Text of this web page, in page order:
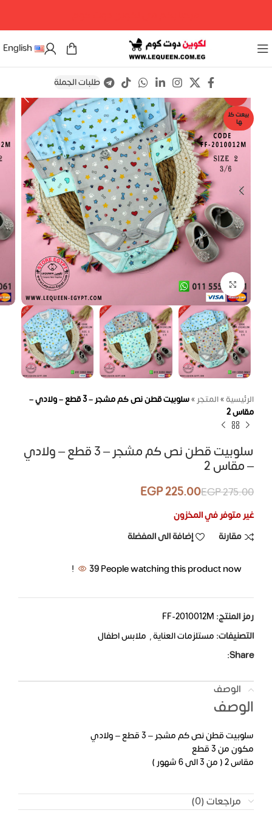
English
طلبات الجملة
بيعت كل
ها
اضغط للتكبير
الرئيسية»المتجر »
سلوبيت قطن نص كم مشجر – 3 قطع – ولادي –
مقاس 2
سلوبيت قطن نص كم مشجر – 3 قطع – ولادي
– مقاس 2
275.00
EGP
225.00
EGP
غير متوفر في المخزون
مقارنة
إضافة الى المفضلة
39People watching this product now!
رمز المنتج: FF-2010012M
التصنيفات: مستلزمات العناية, ملابس اطفال
Share:
الوصف
الوصف
سلوبيت قطن نص كم مشجر – 3 قطع – ولادي
مكون من 3 قطع
مقاس 2 ( من 3 الى 6 شهور )
مراجعات (0)